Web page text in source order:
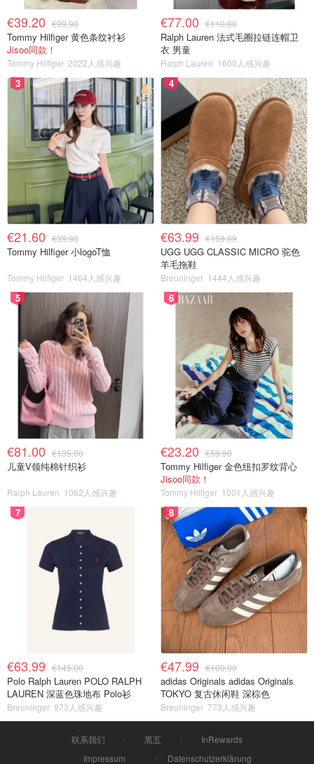
€39.20 €99.90
Tommy Hilfiger 黄色条纹衬衫
Jisoo同款！
Tommy Hilfiger 2022人感兴趣
€77.00 €110.00
Ralph Lauren 法式毛圈拉链连帽卫
衣 男童
Ralph Lauren 1600人感兴趣
3
€21.60 €39.90
Tommy Hilfiger 小logoT恤
Tommy Hilfiger 1464人感兴趣
4
€63.99 €159.99
UGG UGG CLASSIC MICRO 驼色
羊毛拖鞋
Breuninger 1444人感兴趣
5
€81.00 €135.00
儿童V领纯棉针织衫
Ralph Lauren 1062人感兴趣
6
€23.20 €59.90
Tommy Hilfiger 金色纽扣罗纹背心
Jisoo同款！
Tommy Hilfiger 1001人感兴趣
7
€63.99 €145.00
Polo Ralph Lauren POLO RALPH
LAUREN 深蓝色珠地布 Polo衫
Breuninger 973人感兴趣
8
€47.99 €100.00
adidas Originals adidas Originals
TOKYO 复古休闲鞋 深棕色
Breuninger 773人感兴趣
联系我们 黑五
InRewards
Impressum
Datenschutzerklärung